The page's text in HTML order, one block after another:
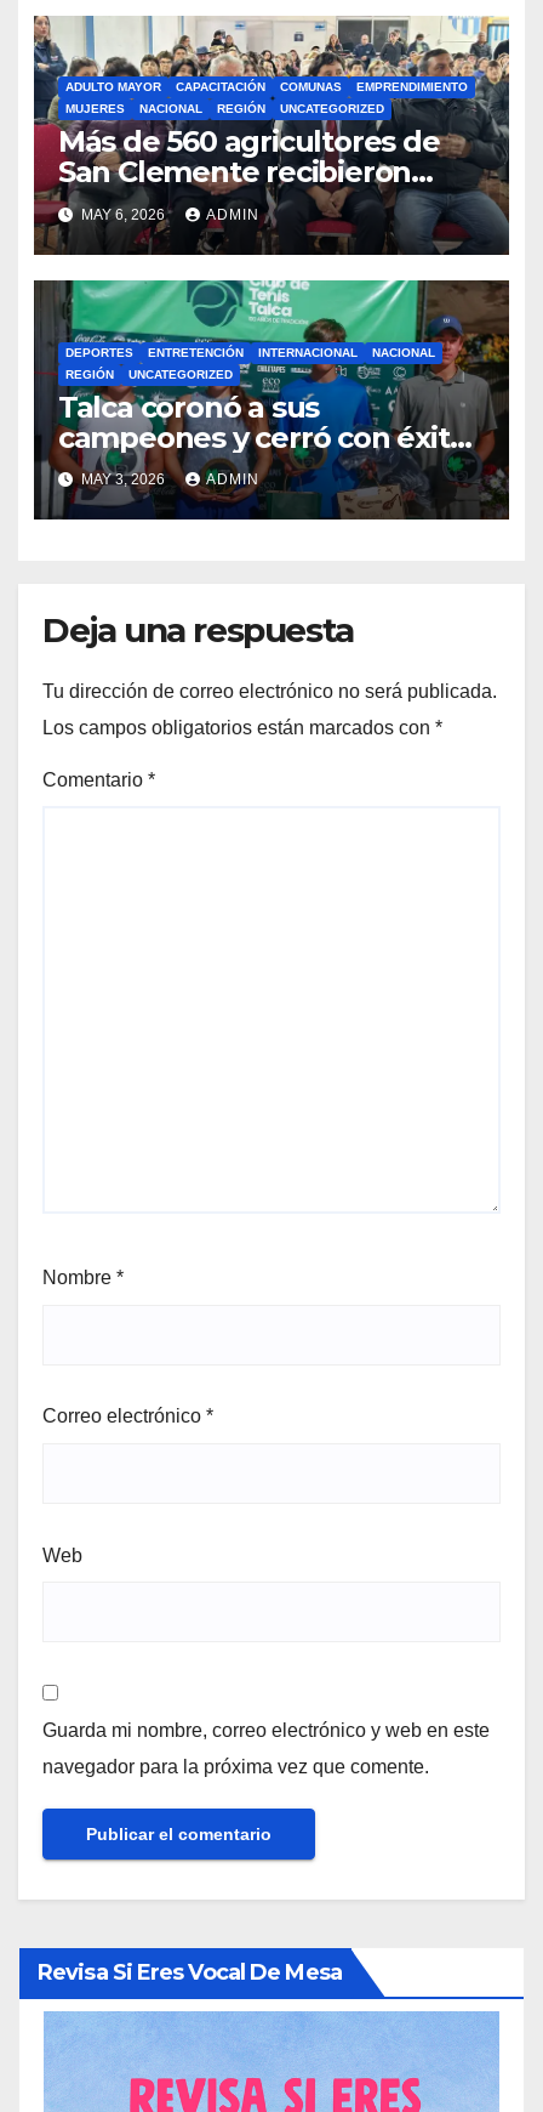
ADULTO MAYOR CAPACITACIÓN COMUNAS
EMPRENDIMIENTO
MUJERES
NACIONAL REGIÓN UNCATEGORIZED
Más de 560 agricultores de
San Clemente recibieron
incentivos de INDAP para
fortalecer la pequeña
agricultura
MAY 6, 2026 ADMIN
DEPORTES ENTRETENCIÓN INTERNACIONAL
NACIONAL
REGIÓN
UNCATEGORIZED
Talca coronó a sus
campeones y cerró con éxito
torneo internacional junior
MAY 3, 2026 ADMIN
Deja una respuesta
Tu dirección de correo electrónico no será publicada.
Los campos obligatorios están marcados con *
Comentario *
Nombre *
Correo electrónico *
Web
Guarda mi nombre, correo electrónico y web en este
navegador para la próxima vez que comente.
Revisa Si Eres Vocal De Mesa